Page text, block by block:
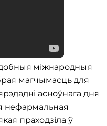
міжнародныя
магчымасць для
асноўнага дня
нефармальная
праходзіла ў